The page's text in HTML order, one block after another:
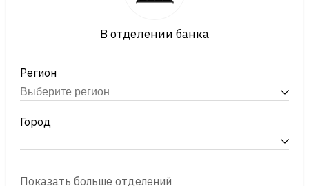
В отделении банка
Регион
Город